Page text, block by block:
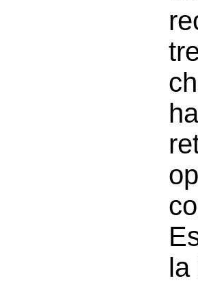
la